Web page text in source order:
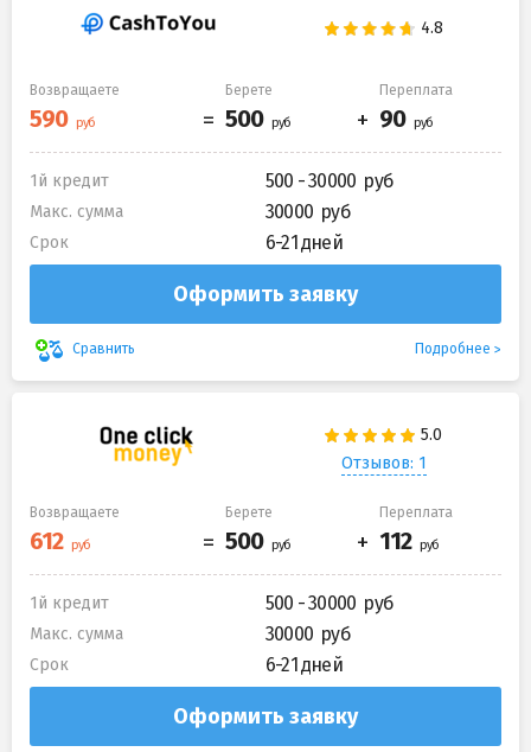
Возвращаете Берете Переплата
1й кредит 500 - 30000
Макс. сумма 30000
Срок 6-21 дней
Оформить заявку
Сравнить Подробнее
Отзывов: 1
Возвращаете Берете Переплата
1й кредит 500 - 30000
Макс. сумма 30000
Срок 6-21 дней
Оформить заявку